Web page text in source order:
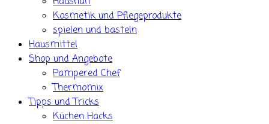
Kosmetik und Pflegeprodukte
spielen und basteln
Hausmittel
Shop und Angebote
Pampered Chef
Thermomix
Tipps und Tricks
Küchen Hacks